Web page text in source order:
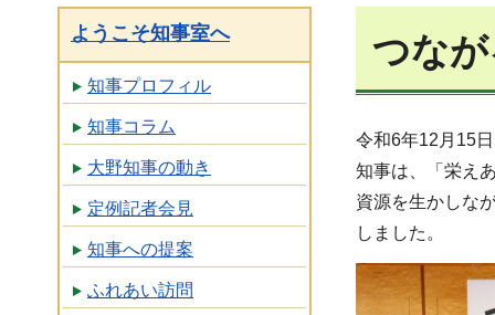
ようこそ知事室へ
知事プロフィル
知事コラム
大野知事の動き
定例記者会見
知事への提案
ふれあい訪問
つな
令和6年12月15
知事は、「栄え
資源を生かしな
しました。